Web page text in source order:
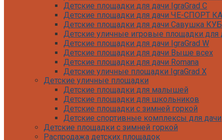
Детские площадки для дачи IgraGrad С
Детские площадки для дачи ЧЕ-СПОРТ
Детские площадки для дачи Савушка КУБ
Детские уличные игровые площадки для
Детские площадки для дачи IgraGrad W
Детские площадки для дачи Выше всех
Детские площадки для дачи Romana
Детские уличные площадки IgraGrad X
Детские площадки для дачи ЛЕГЕНДА
Детские площадки Савушка 4 Сезона
Детские площадки Савушка Мастер
Детские площадки Савушка Мастер
Детские площадки Савушка Мастер 4
Детские площадки Савушка Мастер
Детские площадки Савушка ХИТ
Детские уличные площадки
Детские площадки для малышей
Детские площадки для школьников
Детские площадки с зимней горкой
Детские спортивные комплексы для дачи
Детские площадки с зимней горкой
Распродажа детских площадок